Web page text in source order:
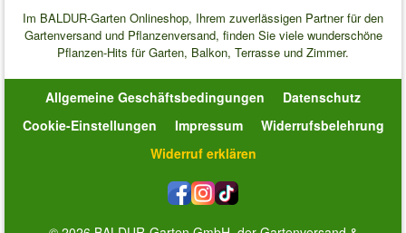
Im BALDUR-Garten Onlineshop, Ihrem zuverlässigen Partner für den
Gartenversand und Pflanzenversand, finden Sie viele wunderschöne
Pflanzen-Hits für Garten, Balkon, Terrasse und Zimmer.
Allgemeine Geschäftsbedingungen
Datenschutz
Cookie-Einstellungen
Impressum
Widerrufsbelehrung
Widerruf erklären